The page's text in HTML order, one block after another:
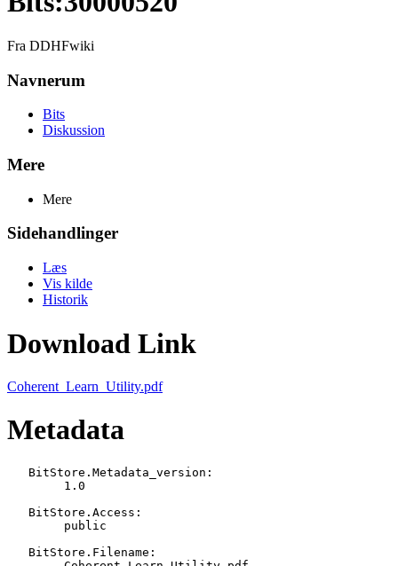
Fra DDHFwiki
Navnerum
Bits
Diskussion
Mere
Mere
Sidehandlinger
Læs
Vis kilde
Historik
Download Link
Coherent_Learn_Utility.pdf
Metadata
   BitStore.Metadata_version:
   BitStore.Access:
   BitStore.Filename: